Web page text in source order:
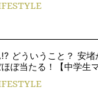
!? どういうこと？ 安
ぼ当たる！【中学生